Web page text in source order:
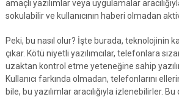
amaçlı yazılımlar veya uygulamalar
sokulabilir ve kullanıcının haberi olmadan
Peki, bu nasıl olur? İşte burada, teknolojinin
çıkar. Kötü niyetli yazılımcılar, telefonlara
uzaktan kontrol etme yeteneğine sahip
Kullanıcı farkında olmadan, telefonlarını
bile, bu yazılımlar aracılığıyla izlenebilirler.